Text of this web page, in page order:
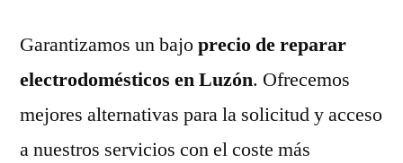
Garantizamos un bajoprecio de reparar
electrodomésticos en Luzón. Ofrecemos
mejores alternativas para la solicitud y acceso
a nuestros servicios con el coste más